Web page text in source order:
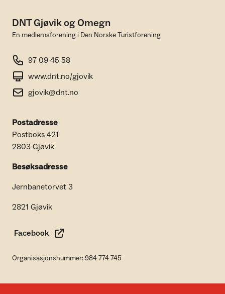
DNT Gjøvik og Omegn
En medlemsforening i Den Norske Turistforening
97 09 45 58
www.dnt.no/gjovik
gjovik@dnt.no
Postadresse
Postboks 421
2803 Gjøvik
Besøksadresse
Jernbanetorvet 3
2821 Gjøvik
Facebook
Organisasjonsnummer: 984 774 745